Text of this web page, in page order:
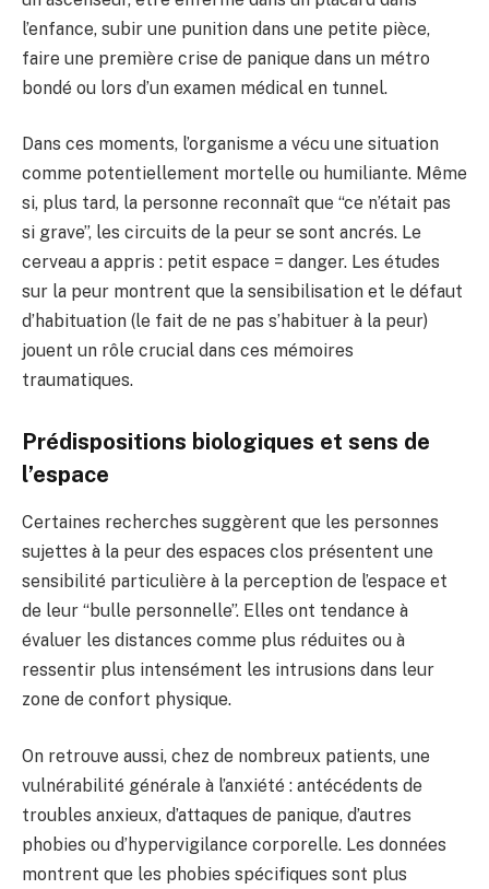
l’enfance, subir une punition dans une petite pièce,
faire une première crise de panique dans un métro
bondé ou lors d’un examen médical en tunnel.
Dans ces moments, l’organisme a vécu une situation
comme potentiellement mortelle ou humiliante. Même
si, plus tard, la personne reconnaît que “ce n’était pas
si grave”, les circuits de la peur se sont ancrés. Le
cerveau a appris : petit espace = danger. Les études
sur la peur montrent que la sensibilisation et le défaut
d’habituation (le fait de ne pas s’habituer à la peur)
jouent un rôle crucial dans ces mémoires
traumatiques.
Prédispositions biologiques et sens de
l’espace
Certaines recherches suggèrent que les personnes
sujettes à la peur des espaces clos présentent une
sensibilité particulière à la perception de l’espace et
de leur “bulle personnelle”. Elles ont tendance à
évaluer les distances comme plus réduites ou à
ressentir plus intensément les intrusions dans leur
zone de confort physique.
On retrouve aussi, chez de nombreux patients, une
vulnérabilité générale à l’anxiété : antécédents de
troubles anxieux, d’attaques de panique, d’autres
phobies ou d’hypervigilance corporelle. Les données
montrent que les phobies spécifiques sont plus